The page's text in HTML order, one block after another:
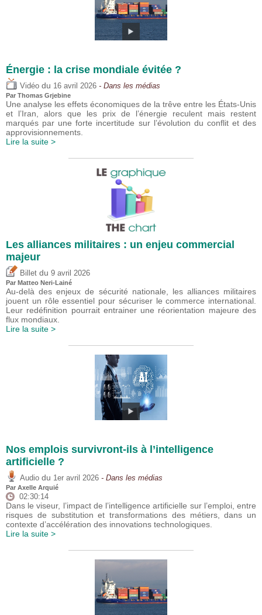
Énergie : la crise mondiale évitée ?
Vidéo du 16 avril 2026 - Dans les médias
Par Thomas Grjebine
Une analyse les effets économiques de la trêve entre les États-Unis
et l’Iran, alors que les prix de l’énergie reculent mais restent
marqués par une forte incertitude sur l’évolution du conflit et des
approvisionnements.
Lire la suite >
Les alliances militaires : un enjeu commercial
majeur
Billet du 9 avril 2026
Par Matteo Neri-Lainé
Au-delà des enjeux de sécurité nationale, les alliances militaires
jouent un rôle essentiel pour sécuriser le commerce international.
Leur redéfinition pourrait entrainer une réorientation majeure des
flux mondiaux.
Lire la suite >
Nos emplois survivront-ils à l’intelligence
artificielle ?
Audio du 1er avril 2026 - Dans les médias
Par Axelle Arquié
02:30:14
Dans le viseur, l’impact de l’intelligence artificielle sur l’emploi, entre
risques de substitution et transformations des métiers, dans un
contexte d’accélération des innovations technologiques.
Lire la suite >